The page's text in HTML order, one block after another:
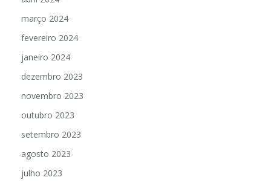
março 2024
fevereiro 2024
janeiro 2024
dezembro 2023
novembro 2023
outubro 2023
setembro 2023
agosto 2023
julho 2023